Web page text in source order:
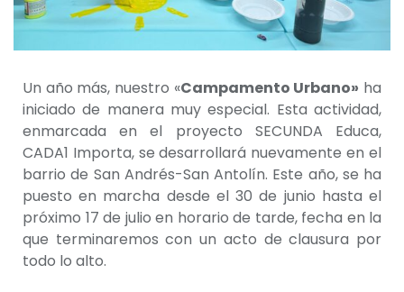
Un año más, nuestro «Campamento Urbano» ha
iniciado de manera muy especial. Esta actividad,
enmarcada en el proyecto SECUNDA Educa,
CADA1 Importa, se desarrollará nuevamente en el
barrio de San Andrés-San Antolín. Este año, se ha
puesto en marcha desde el 30 de junio hasta el
próximo 17 de julio en horario de tarde, fecha en la
que terminaremos con un acto de clausura por
todo lo alto.